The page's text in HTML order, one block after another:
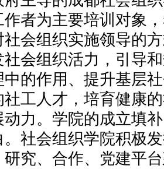
者为主要培训对象
会组织实施领导的
会组织活力，引导
的作用、提升基层
社工人才，培育健康
力。学院的成立填
社会组织学院积极
研究、合作、党建平